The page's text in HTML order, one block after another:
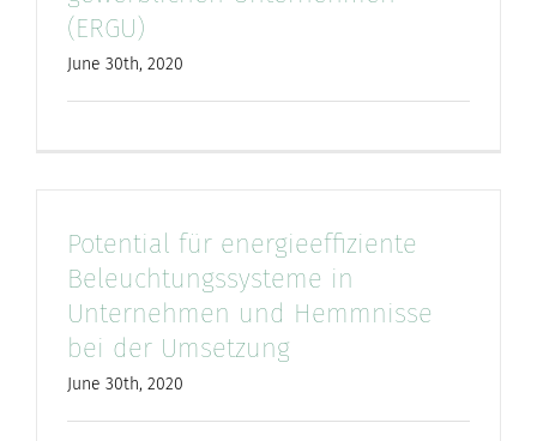
(ERGU)
June 30th, 2020
Potential für energieeffiziente
Beleuchtungssysteme in
Unternehmen und Hemmnisse
bei der Umsetzung
June 30th, 2020